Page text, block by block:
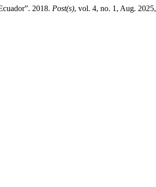
2018. Post(s), vol. 4, no. 1, Aug. 2025,